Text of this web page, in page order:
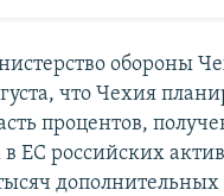
обороны
что Чехия
процентов,
ЕС российских
дополнительных